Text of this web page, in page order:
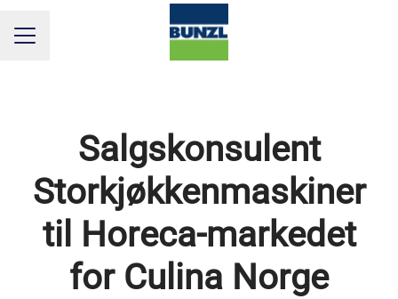
KARRIEREMENY
Salgskonsulent
Storkjøkkenmaskiner
til Horeca-markedet
for Culina Norge